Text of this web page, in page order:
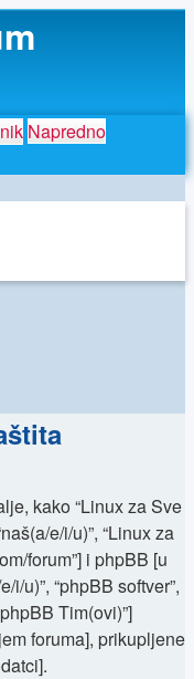
Napredno
kako “Linux za Sve
e/i/u)”, “Linux za
forum”] i phpBB [u
i/u)”, “phpBB softver”,
Tim(ovi)”]
foruma], prikupljene